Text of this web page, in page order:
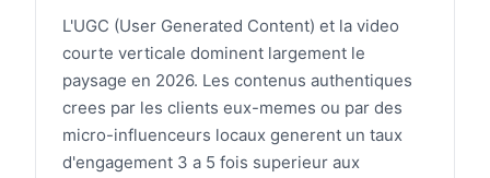
L'UGC (User Generated Content) et la video
courte verticale dominent largement le
paysage en 2026. Les contenus authentiques
crees par les clients eux-memes ou par des
micro-influenceurs locaux generent un taux
d'engagement 3 a 5 fois superieur aux